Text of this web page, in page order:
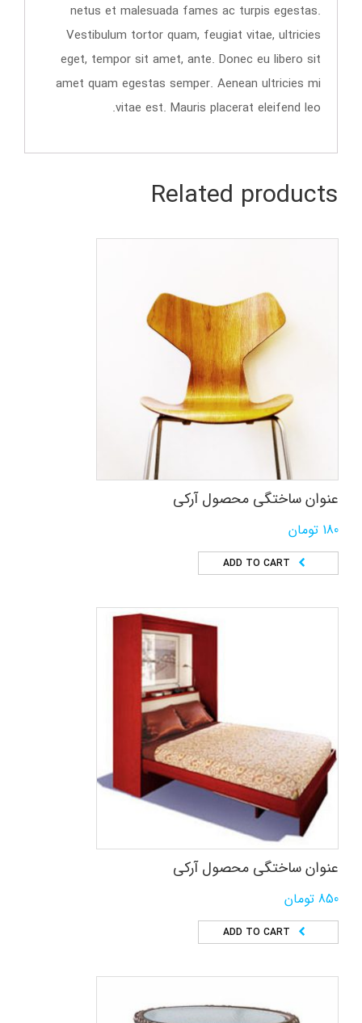
netus et malesuada fames ac turpis egestas.
Vestibulum tortor quam, feugiat vitae, ultricies
eget, tempor sit amet, ante. Donec eu libero sit
amet quam egestas semper. Aenean ultricies mi
vitae est. Mauris placerat eleifend leo.
Related products
عنوان ساختگی محصول آرکی
180 تومان
ADD TO CART
عنوان ساختگی محصول آرکی
850 تومان
ADD TO CART